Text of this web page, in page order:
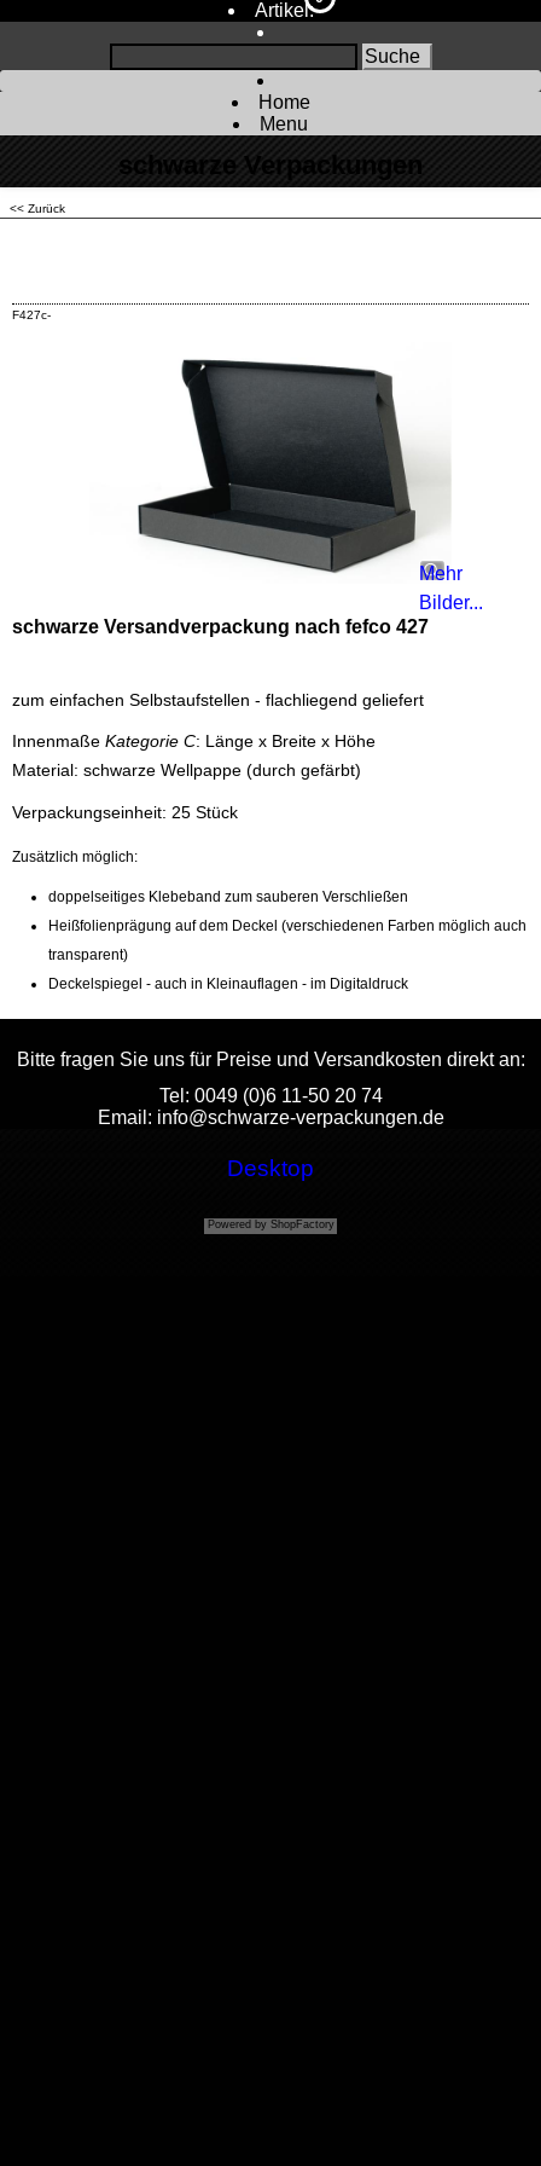
Artikel:
Home
Menu
schwarze Verpackungen
<< Zurück
F427c-
Mehr
Bilder...
schwarze Versandverpackung nach fefco 427
zum einfachen Selbstaufstellen - flachliegend geliefert
Innenmaße Kategorie C: Länge x Breite x Höhe
Material: schwarze Wellpappe (durch gefärbt)
Verpackungseinheit: 25 Stück
Zusätzlich möglich:
doppelseitiges Klebeband zum sauberen Verschließen
Heißfolienprägung auf dem Deckel (verschiedenen Farben möglich auch
transparent)
Deckelspiegel - auch in Kleinauflagen - im Digitaldruck
Bitte fragen Sie uns für Preise und Versandkosten direkt an:
Tel: 0049 (0)6 11-50 20 74
Email: info@schwarze-verpackungen.de
Desktop
Powered byShopFactory